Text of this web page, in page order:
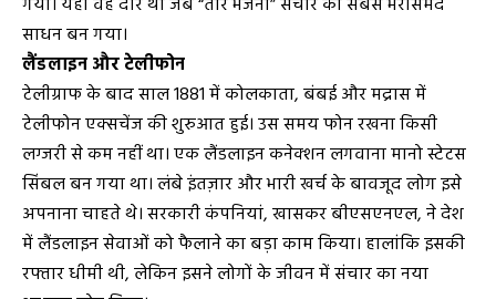
साधन बन गया।
लैंडलाइन और टेलीफोन
टेलीग्राफ के बाद साल 1881 में कोलकाता, बंबई और मद्रास में
टेलीफोन एक्सचेंज की शुरुआत हुई। उस समय फोन रखना किसी
लग्जरी से कम नहीं था। एक लैंडलाइन कनेक्शन लगवाना मानो स्टेटस
सिंबल बन गया था। लंबे इंतज़ार और भारी खर्च के बावजूद लोग इसे
अपनाना चाहते थे। सरकारी कंपनियां, खासकर बीएसएनएल, ने देश
में लैंडलाइन सेवाओं को फैलाने का बड़ा काम किया। हालांकि इसकी
रफ्तार धीमी थी, लेकिन इसने लोगों के जीवन में संचार का नया